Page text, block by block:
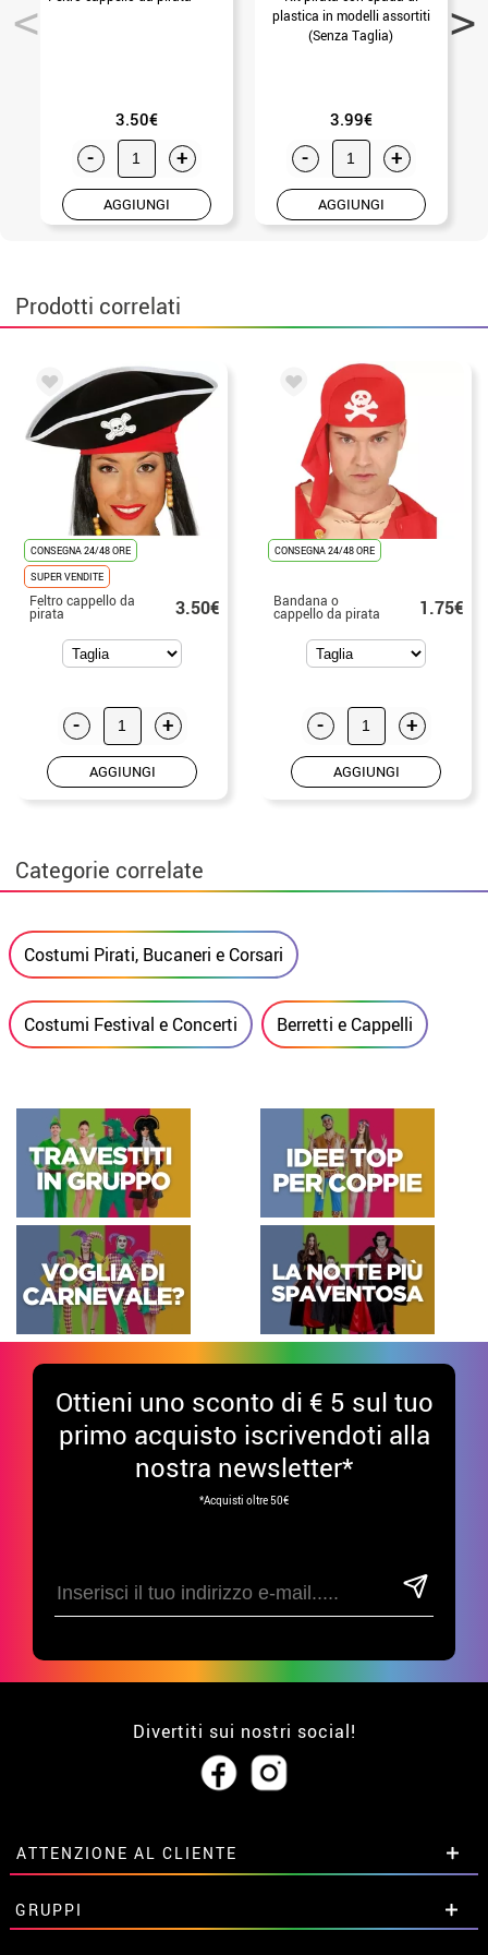
3.50€
- +
AGGIUNGI
plastica in modelli assortiti
(Senza Taglia)
3.99€
- +
AGGIUNGI
Prodotti correlati
CONSEGNA 24/48 ORE
SUPER VENDITE
Feltro cappello da
pirata 3.50€
- +
AGGIUNGI
CONSEGNA 24/48 ORE
Bandana o
cappello da pirata 1.75€
- +
AGGIUNGI
Categorie correlate
Costumi Pirati, Bucaneri e Corsari
Costumi Festival e Concerti Berretti e Cappelli
Ottieni uno sconto di € 5 sul tuo
primo acquisto iscrivendoti alla
nostra newsletter*
*Acquisti oltre 50€
Divertiti sui nostri social!
ATTENZIONE AL CLIENTE
• Su di noi
• Condizioni di vendita
GRUPPI